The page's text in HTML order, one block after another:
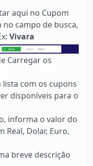
aqui no Cupom
no campo de busca,
Vivara
Carregar os
com os cupons
disponíveis para o
informa o valor do
Real, Dolar, Euro,
breve descrição